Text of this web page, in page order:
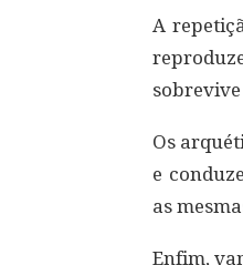
A
Os
e
as
Enfim,